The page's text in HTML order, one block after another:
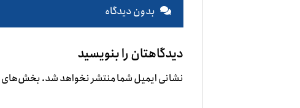
بدون دیدگاه
دیدگاهتان را بنویسید
نشانی ایمیل شما منتشر نخواهد شد.بخش‌های